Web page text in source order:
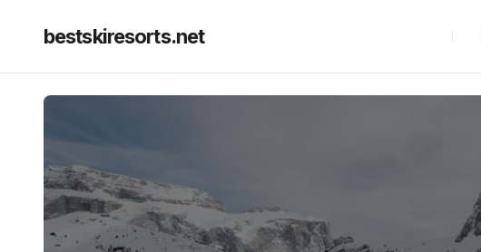
bestskiresorts.net